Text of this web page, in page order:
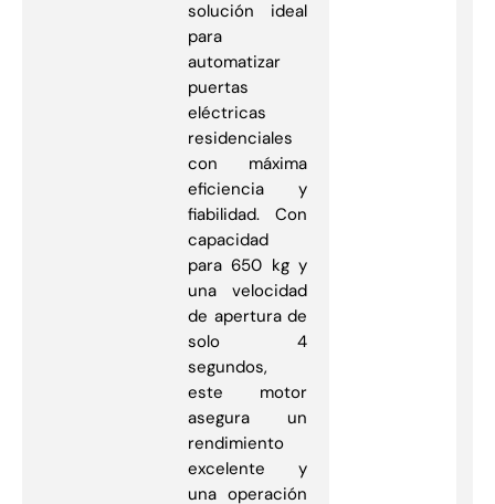
solución ideal
para
automatizar
puertas
eléctricas
residenciales
con máxima
eficiencia y
fiabilidad. Con
capacidad
para 650 kg y
una velocidad
de apertura de
solo 4
segundos,
este motor
asegura un
rendimiento
excelente y
una operación